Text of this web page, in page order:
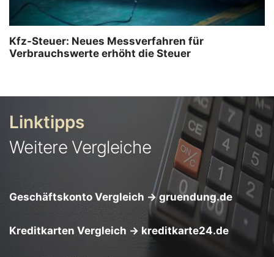
Kfz-Steuer: Neues Messverfahren für
Verbrauchswerte erhöht die Steuer
Linktipps
Weitere Vergleiche
Geschäftskonto Vergleich →gruendung.de
Kreditkarten Vergleich → kreditkarte24.de